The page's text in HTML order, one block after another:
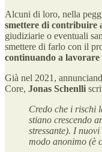
Alcuni di loro, nella
smettere di contribuire
giudiziarie o eventuali
smettere di farlo con il
continuando a lavorare
Già nel 2021,
Core, Jonas Schenlli
Credo che i rischi
stiano crescendo
stressante). I
modo anonimo (è